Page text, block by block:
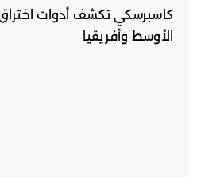
كاسبرسكي تكشف أدوات
الأوسط وأفريقيا